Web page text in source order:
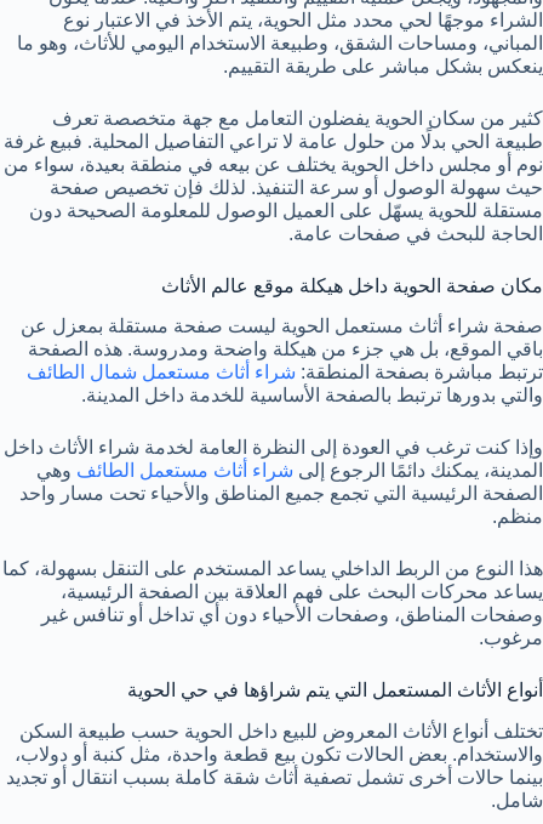
الشراء موجهًا لحي محدد مثل الحوية، يتم الأخذ في الاعتبار نوع
المباني، ومساحات الشقق، وطبيعة الاستخدام اليومي للأثاث، وهو ما
ينعكس بشكل مباشر على طريقة التقييم.
كثير من سكان الحوية يفضلون التعامل مع جهة متخصصة تعرف
طبيعة الحي بدلًا من حلول عامة لا تراعي التفاصيل المحلية. فبيع غرفة
نوم أو مجلس داخل الحوية يختلف عن بيعه في منطقة بعيدة، سواء من
حيث سهولة الوصول أو سرعة التنفيذ. لذلك فإن تخصيص صفحة
مستقلة للحوية يسهّل على العميل الوصول للمعلومة الصحيحة دون
الحاجة للبحث في صفحات عامة.
مكان صفحة الحوية داخل هيكلة موقع عالم الأثاث
صفحة شراء أثاث مستعمل الحوية ليست صفحة مستقلة بمعزل عن
باقي الموقع، بل هي جزء من هيكلة واضحة ومدروسة. هذه الصفحة
ترتبط مباشرة بصفحة المنطقة: شراء أثاث مستعمل شمال الطائف
والتي بدورها ترتبط بالصفحة الأساسية للخدمة داخل المدينة.
وإذا كنت ترغب في العودة إلى النظرة العامة لخدمة شراء الأثاث داخل
المدينة، يمكنك دائمًا الرجوع إلى شراء أثاث مستعمل الطائف وهي
الصفحة الرئيسية التي تجمع جميع المناطق والأحياء تحت مسار واحد
منظم.
هذا النوع من الربط الداخلي يساعد المستخدم على التنقل بسهولة، كما
يساعد محركات البحث على فهم العلاقة بين الصفحة الرئيسية،
وصفحات المناطق، وصفحات الأحياء دون أي تداخل أو تنافس غير
مرغوب.
أنواع الأثاث المستعمل التي يتم شراؤها في حي الحوية
تختلف أنواع الأثاث المعروض للبيع داخل الحوية حسب طبيعة السكن
والاستخدام. بعض الحالات تكون بيع قطعة واحدة، مثل كنبة أو دولاب،
بينما حالات أخرى تشمل تصفية أثاث شقة كاملة بسبب انتقال أو تجديد
شامل.